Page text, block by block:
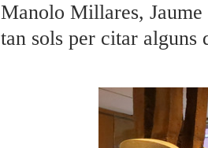
Manolo Millares,
tan sols per citar alguns